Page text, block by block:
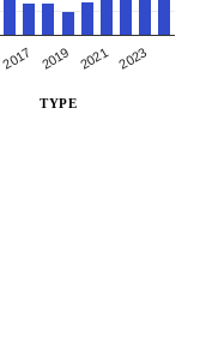
2017 2019 2021 2023
TYPE